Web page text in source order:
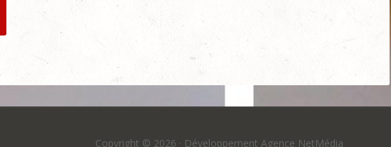
Copyright © 2026 · Développement Agence NetMédia